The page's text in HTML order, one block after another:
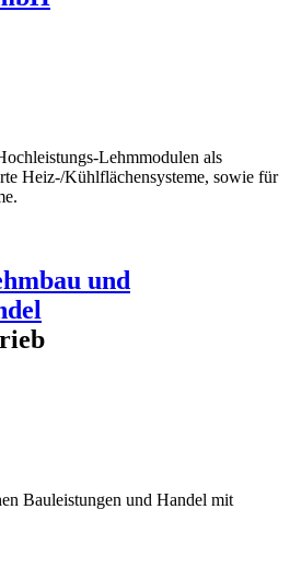
Lehmmodulen als
Heiz-/Kühlflächensysteme, sowie für
und
Bauleistungen und Handel mit